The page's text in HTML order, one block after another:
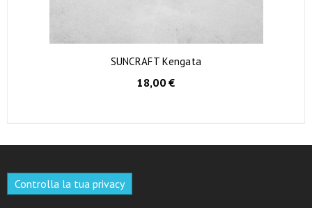
SUNCRAFT Kengata
18,00 €
Controlla la tua privacy